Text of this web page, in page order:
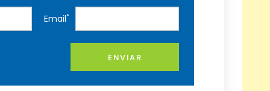
Email*
ENVIAR